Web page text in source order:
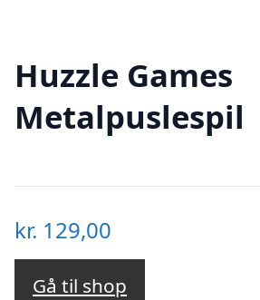
Huzzle Games
Metalpuslespil
kr. 129,00
Gå til shop